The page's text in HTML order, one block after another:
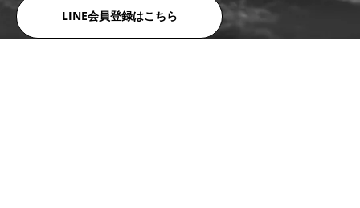
LINE会員登録はこちら